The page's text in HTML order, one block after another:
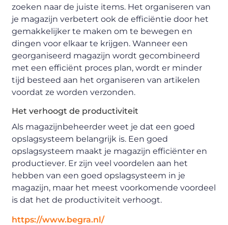
zoeken naar de juiste items. Het organiseren van
je magazijn verbetert ook de efficiëntie door het
gemakkelijker te maken om te bewegen en
dingen voor elkaar te krijgen. Wanneer een
georganiseerd magazijn wordt gecombineerd
met een efficiënt proces plan, wordt er minder
tijd besteed aan het organiseren van artikelen
voordat ze worden verzonden.
Het verhoogt de productiviteit
Als magazijnbeheerder weet je dat een goed
opslagsysteem belangrijk is. Een goed
opslagsysteem maakt je magazijn efficiënter en
productiever. Er zijn veel voordelen aan het
hebben van een goed opslagsysteem in je
magazijn, maar het meest voorkomende voordeel
is dat het de productiviteit verhoogt.
https://www.begra.nl/